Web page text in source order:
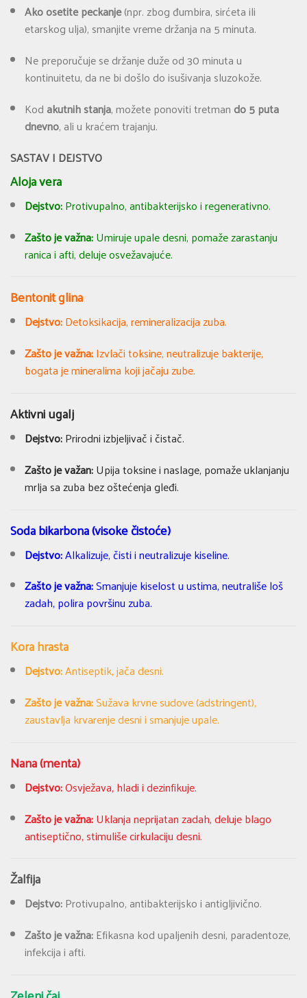
Ako osetite peckanje(npr. zbog đumbira, sirćeta ili
etarskog ulja), smanjite vreme držanja na 5 minuta.
Ne preporučuje se držanje duže od 30 minuta u
kontinuitetu, da ne bi došlo do isušivanja sluzokože.
Kod akutnih stanja, možete ponoviti tretmando 5 puta
dnevno, ali u kraćem trajanju.
SASTAV I DEJSTVO
Aloja vera
Dejstvo:Protivupalno, antibakterijsko i regenerativno.
Zašto je važna:Umiruje upale desni, pomaže zarastanju
ranica i afti, deluje osvežavajuće.
Bentonit glina
Dejstvo:Detoksikacija, remineralizacija zuba.
Zašto je važna:Izvlači toksine, neutralizuje bakterije,
bogata je mineralima koji jačaju zube.
Aktivni ugalj
Dejstvo:Prirodni izbjeljivač i čistač.
Zašto je važan:Upija toksine i naslage, pomaže uklanjanju
mrlja sa zuba bez oštećenja gleđi.
Soda bikarbona (visoke čistoće)
Dejstvo:Alkalizuje, čisti i neutralizuje kiseline.
Zašto je važna:Smanjuje kiselost u ustima, neutrališe loš
zadah, polira površinu zuba.
Kora hrasta
Dejstvo:Antiseptik, jača desni.
Zašto je važna:Sužava krvne sudove (adstringent),
zaustavlja krvarenje desni i smanjuje upale.
Nana (menta)
Dejstvo:Osvježava, hladi i dezinfikuje.
Zašto je važna:Uklanja neprijatan zadah, deluje blago
antiseptično, stimuliše cirkulaciju desni.
Žalfija
Dejstvo:Protivupalno, antibakterijsko i antigljivično.
Zašto je važna:Efikasna kod upaljenih desni, paradentoze,
infekcija i afti.